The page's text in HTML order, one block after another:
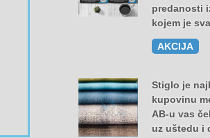
predanosti
kojem je
AKCIJA
Stiglo je
kupovinu
AB-u vas
uz uštedu i